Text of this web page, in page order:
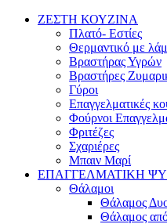
ΖΕΣΤΗ ΚΟΥΖΙΝΑ
Πλατό- Εστίες
Θερμαντικό με
Βραστήρας Υγρών
Βραστήρες
Γύροι
Επαγγελματικές
Φούρνοι
Φριτέζες
Σχαριέρες
Μπαιν Μαρί
ΕΠΑΓΓΕΛΜΑΤΙΚΗ
Θάλαμοι
Θάλαμος
Θάλαμος